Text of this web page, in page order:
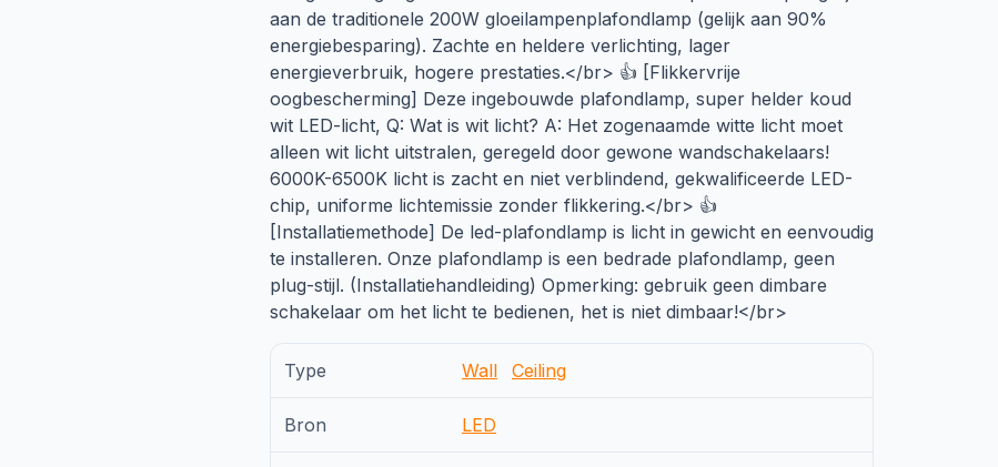
aan de traditionele 200W gloeilampenplafondlamp (gelijk aan 90%
energiebesparing). Zachte en heldere verlichting, lager
energieverbruik, hogere prestaties.</br> 👍 [Flikkervrije
oogbescherming] Deze ingebouwde plafondlamp, super helder koud
wit LED-licht, Q: Wat is wit licht? A: Het zogenaamde witte licht moet
alleen wit licht uitstralen, geregeld door gewone wandschakelaars!
6000K-6500K licht is zacht en niet verblindend, gekwalificeerde LED-
chip, uniforme lichtemissie zonder flikkering.</br> 👍
[Installatiemethode] De led-plafondlamp is licht in gewicht en eenvoudig
te installeren. Onze plafondlamp is een bedrade plafondlamp, geen
plug-stijl. (Installatiehandleiding) Opmerking: gebruik geen dimbare
schakelaar om het licht te bedienen, het is niet dimbaar!</br>
Type Wall Ceiling
Bron LED